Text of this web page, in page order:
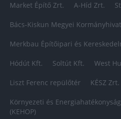
Market Építő Zrt. A-Híd Zrt.
Bács-Kiskun Megyei
Merkbau Építőipari és
Hódút Kft. Soltút Kft. West
Liszt Ferenc repülőtér KÉSZ Zrt.
Környezeti és
(KEHOP)